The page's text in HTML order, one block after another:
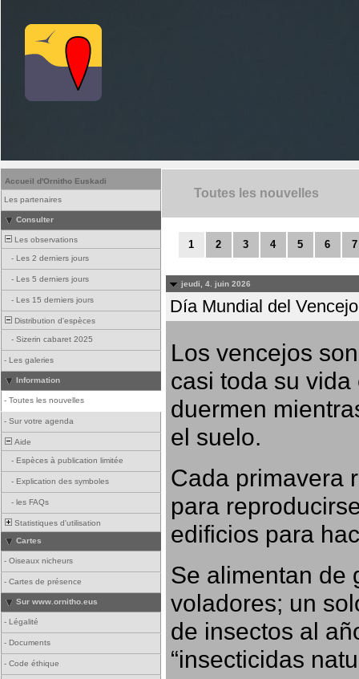
Accueil d'Ornitho Euskadi
Les partenaires
Consulter
Les observations
- Les 2 derniers jours
- Les 5 derniers jours
- Les 15 derniers jours
Distribution d'espèces
- Sizerin cabaret 2025
- Les galeries
Information
- Toutes les nouvelles
- Sur votre agenda
Aide
- Espèces à publication limitée
- Explication des symboles
- les FAQs
Statistiques d'utilisation
Cartes
- Oiseaux nicheurs
- Cartes de présence
Sur www.ornitho.eus
- Légalité
- Documents
- Code éthique
Toutes les nouvelles
1 2 3 4 5 6 7
jeudi, 4. juin 2026
Día Mundial del
Los vencejos
casi toda su
duermen
el suelo.
Cada primavera
para
edificios para
Se alimentan de
voladores; un
de insectos al
“insecticidas